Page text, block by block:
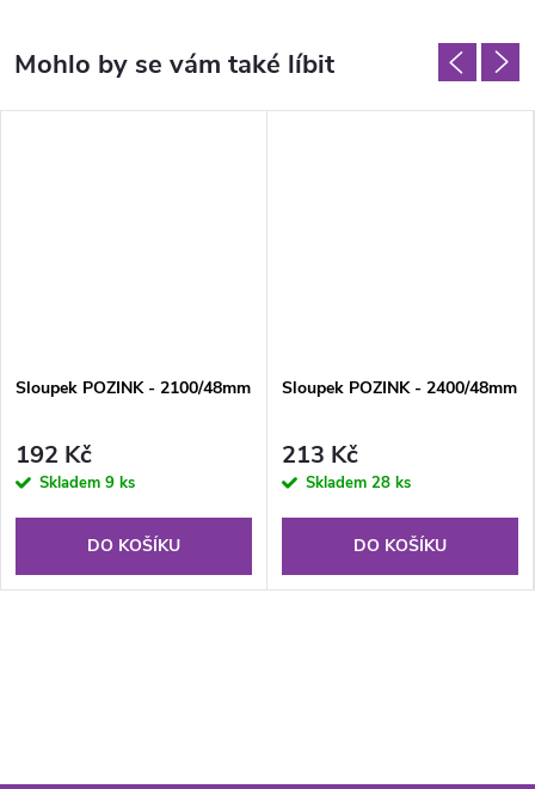
Sloupek POZINK - 2100/48mm
192 Kč
Skladem 9 ks
DO KOŠÍKU
Sloupek POZINK - 2400/48mm
213 Kč
Skladem 28 ks
DO KOŠÍKU